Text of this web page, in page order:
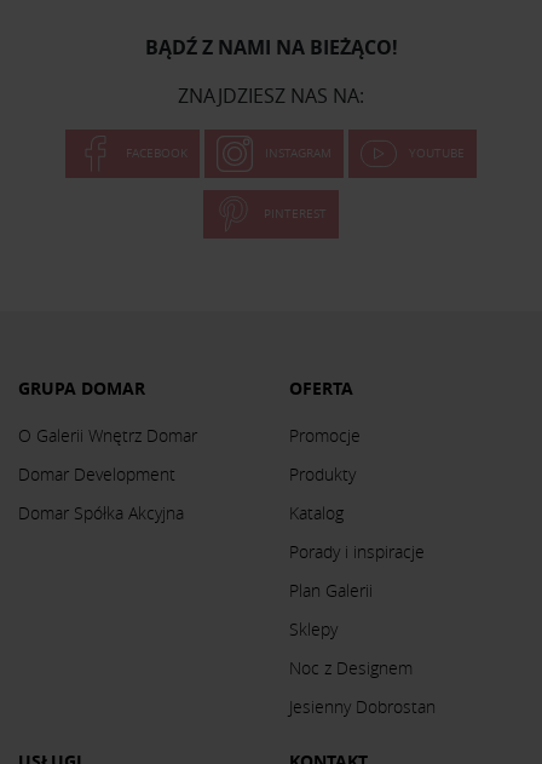
BĄDŹ Z NAMI NA BIEŻĄCO!
ZNAJDZIESZ NAS NA:
FACEBOOK INSTAGRAM YOUTUBE
PINTEREST
GRUPA DOMAR
O Galerii Wnętrz Domar
Domar Development
Domar Spółka Akcyjna
OFERTA
Promocje
Produkty
Katalog
Porady i inspiracje
Plan Galerii
Sklepy
Noc z Designem
Jesienny Dobrostan